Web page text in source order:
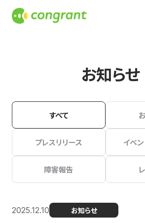
お知らせ
すべて
プレスリリース イベ
障害報告
2025.12.10 お知らせ